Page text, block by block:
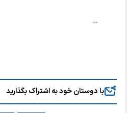
با دوستان خود به اشتراک بگذارید